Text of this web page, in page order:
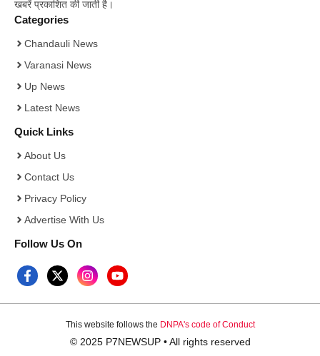
खबरें प्रकाशित की जाती है।
Categories
Chandauli News
Varanasi News
Up News
Latest News
Quick Links
About Us
Contact Us
Privacy Policy
Advertise With Us
Follow Us On
This website follows the DNPA's code of Conduct
© 2025 P7NEWSUP • All rights reserved